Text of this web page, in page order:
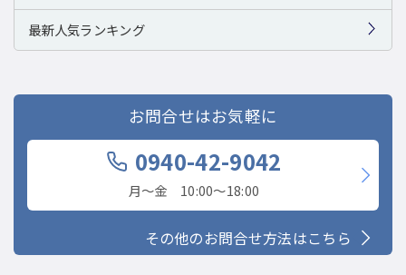
最新人気ランキング
お問合せはお気軽に
0940-42-9042
月〜金 10:00〜18:00
その他のお問合せ方法はこちら